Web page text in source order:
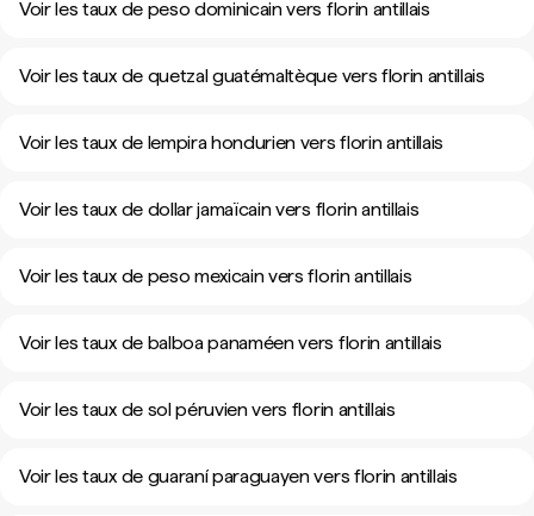
Voir les taux de peso dominicain vers florin antillais
Voir les taux de quetzal guatémaltèque vers florin antillais
Voir les taux de lempira hondurien vers florin antillais
Voir les taux de dollar jamaïcain vers florin antillais
Voir les taux de peso mexicain vers florin antillais
Voir les taux de balboa panaméen vers florin antillais
Voir les taux de sol péruvien vers florin antillais
Voir les taux de guaraní paraguayen vers florin antillais